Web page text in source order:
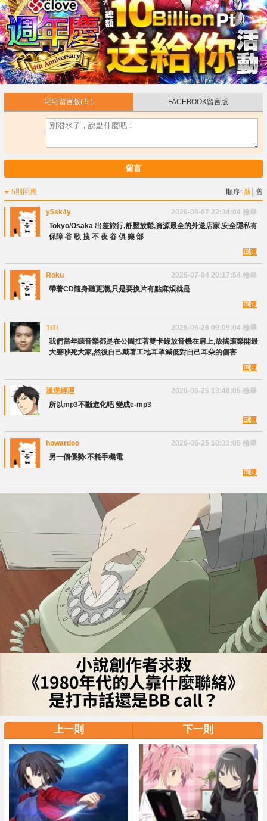
宅宅留言版( 5 ) FACEBOOK留言版
留言
5則回應 順序:新 │舊
y5sk4y 2026-08-07 22:34:04 檢舉
Tokyo/Osaka 出差旅行,舒壓放鬆,資源最全的外送店家,安全隱私有
保障 谷 歌 搜 不 夜 谷 俱 樂 部
回覆
Roku 2026-07-04 20:17:54 檢舉
帶著CD隨身聽更潮,只是要換片有點麻煩就是
回覆
TiTi 2026-06-26 09:09:04 檢舉
我們當年聽音樂都是在公園扛著雙卡錄放音機在肩上,放搖滾樂開最
大聲吵死大家,然後自己戴著工地耳罩減低對自己耳朵的傷害
回覆
漢堡經理 2026-06-25 13:48:05 檢舉
所以mp3不斷進化吧 變成e-mp3
回覆
howardoo 2026-06-25 10:31:05 檢舉
另一個優勢:不耗手機電
回覆
上一則 下一則